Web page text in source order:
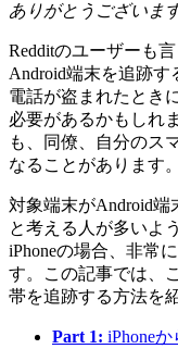
ありがとうございます
Redditのユーザーも
Android端末を追跡
電話が盗まれたとき
必要があるかもしれ
も、同僚、自分のス
なることがあります。
対象端末がAndroid
と考える人が多いよ
iPhoneの場合、非常
す。この記事では、
帯を追跡する方法を
Part 1: iPhone